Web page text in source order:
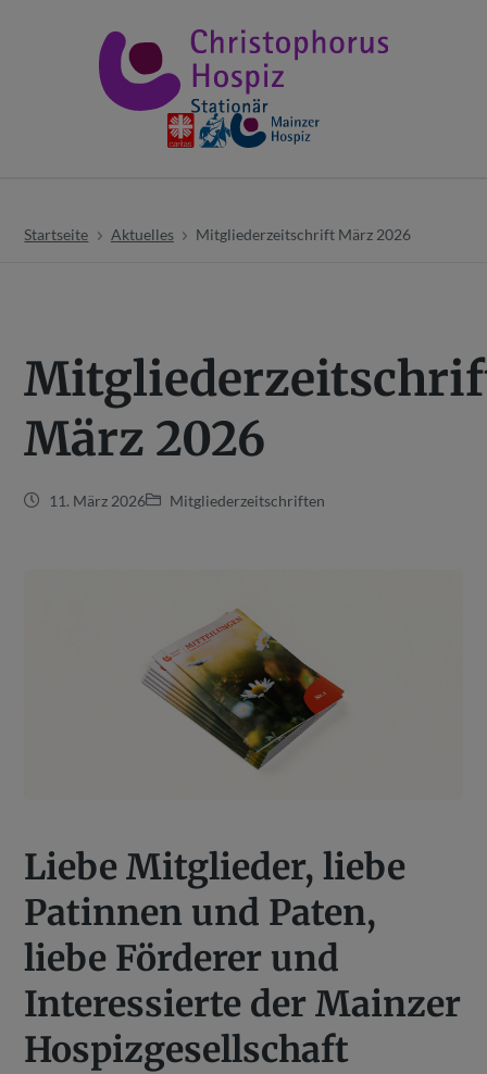
Startseite Aktuelles Mitgliederzeitschrift März 2026
März 2026
11. März 2026 Mitgliederzeitschriften
Liebe Mitglieder, liebe
Patinnen und Paten,
liebe Förderer und
Interessierte der Mainzer
Hospizgesellschaft